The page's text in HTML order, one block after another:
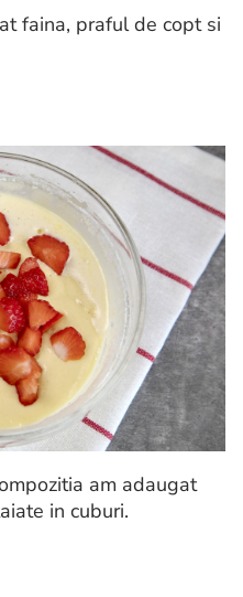
faina, praful de copt si
am adaugat
in cuburi.